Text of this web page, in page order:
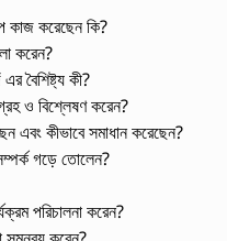
কাজ করেছেন কি?
করেন?
বৈশিষ্ট্য কী?
ও বিশ্লেষণ করেন?
এবং কীভাবে সমাধান করেছেন?
গড়ে তোলেন?
পরিচালনা করেন?